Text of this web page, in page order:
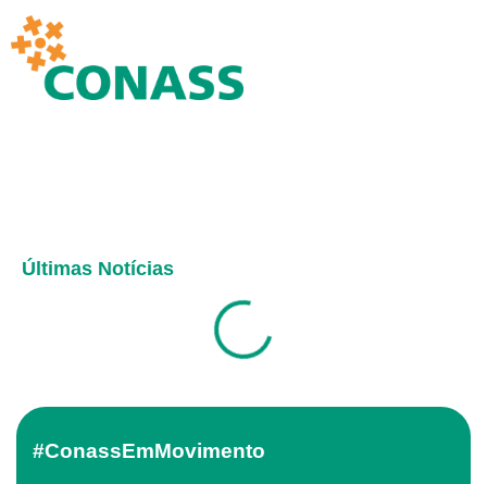
Últimas Notícias
#ConassEmMovimento